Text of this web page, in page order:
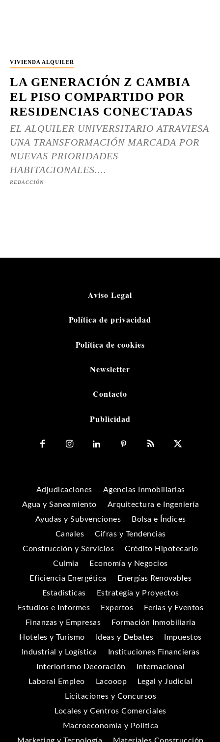
VIVIENDA ALQUILER
LA GENERACIÓN Z CAMBIA
EL PISO COMPARTIDO POR
RESIDENCIAS CONECTADAS
EL ALQUILER UNIVERSITARIO ATRAVIESA
UNA TRANSFORMACIÓN MARCADA POR
NUEVAS PRIORIDADES
HABITACIONALES....
REDACCIÓN
Aviso Legal
Política de privacidad
Política de cookies
Newsletter
Contacto
Publicidad
Adjudicaciones
Agencias Inmobiliarias
Agua y Saneamiento
Arquitectura e Ingeniería
Ayudas y Subvenciones
Bolsa e Índices
Canales
Cifras y Tendencias
Construcción y Servicios
Crédito Hipotecario
Culmia
Economía y Negocios
Eficiencia Energética
Energías Renovables
Estadísticas
Estrategia y Proyectos
Estudios e Informes
Expertos
Ferias y Eventos
Finanzas y Empresas
Formación Inmobiliaria
Hoteles y Turismo
Ideas y Debates
Impuestos
Industrial y Logística
Instituciones Financieras
Interiorismo Decoración
Internacional
Laboral Empleo
Lacooop
Legal y Judicial
Licitaciones y Concursos
Locales y Centros Comerciales
Macroeconomía y Política